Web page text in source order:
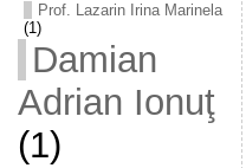
Prof. Lazarin Irina Marinela
(1)
Damian
Adrian Ionuţ
(1)